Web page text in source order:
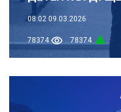
08:02 09.03.2026
78374 78374